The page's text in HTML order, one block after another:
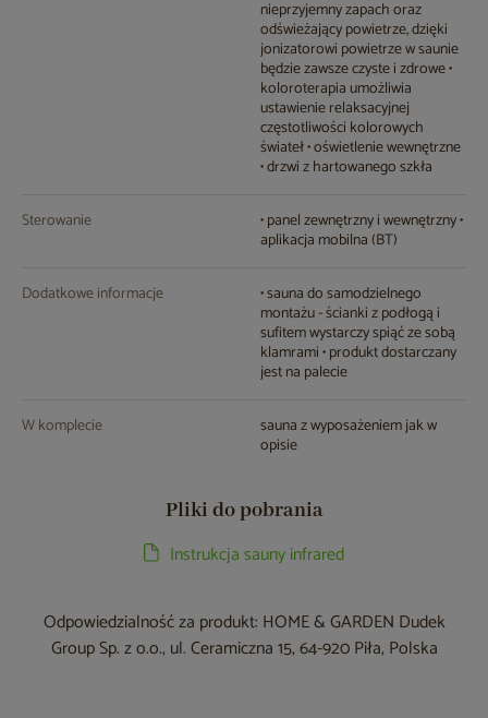
nieprzyjemny zapach oraz
odświeżający powietrze, dzięki
jonizatorowi powietrze w saunie
będzie zawsze czyste i zdrowe •
koloroterapia umożliwia
ustawienie relaksacyjnej
częstotliwości kolorowych
świateł • oświetlenie wewnętrzne
• drzwi z hartowanego szkła
Sterowanie • panel zewnętrzny i wewnętrzny •
aplikacja mobilna (BT)
Dodatkowe informacje • sauna do samodzielnego
montażu - ścianki z podłogą i
sufitem wystarczy spiąć ze sobą
klamrami • produkt dostarczany
jest na palecie
W komplecie sauna z wyposażeniem jak w
opisie
Pliki do pobrania
Instrukcja sauny infrared
Odpowiedzialność za produkt: HOME & GARDEN Dudek
Group Sp. z o.o., ul. Ceramiczna 15, 64-920 Piła, Polska